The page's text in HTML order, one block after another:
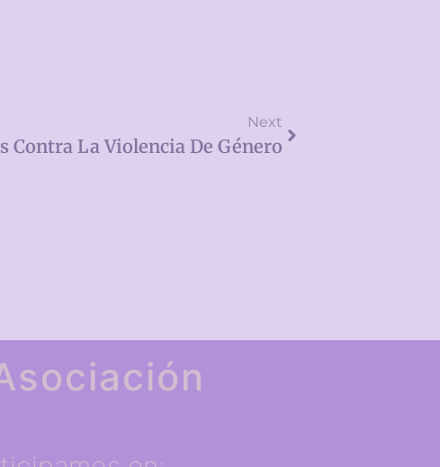
Next
Contra La Violencia De Género